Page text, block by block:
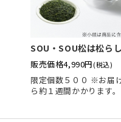
SOU・SOU松は松ら
販売価格4,990円(税込)
限定個数５００ ※お届
ら約１週間かかります。